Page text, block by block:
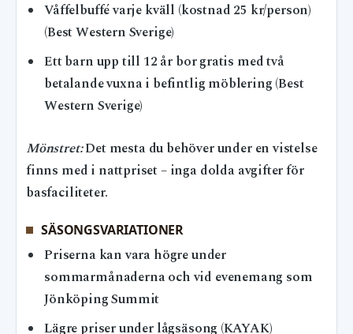
Våffelbuffé varje kväll (kostnad 25 kr/person)
(Best Western Sverige)
Ett barn upp till 12 år bor gratis med två
betalande vuxna i befintlig möblering (Best
Western Sverige)
Mönstret:Det mesta du behöver under en vistelse
finns med i nattpriset – inga dolda avgifter för
basfaciliteter.
SÄSONGSVARIATIONER
Priserna kan vara högre under
sommarmånaderna och vid evenemang som
Jönköping Summit
Lägre priser under lågsäsong (KAYAK)